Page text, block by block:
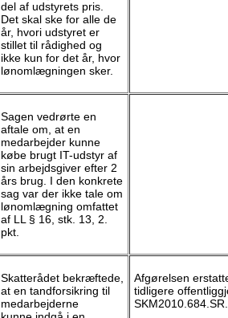
del af udstyrets pris.
Det skal ske for alle de
år, hvori udstyret er
stillet til rådighed og
ikke kun for det år, hvor
lønomlægningen sker.
Sagen vedrørte en
aftale om, at en
medarbejder kunne
købe brugt IT-udstyr af
sin arbejdsgiver efter 2
års brug. I den konkrete
sag var der ikke tale om
lønomlægning omfattet
af LL § 16, stk. 13, 2.
pkt.
Skatterådet bekræftede,
at en tandforsikring til
medarbejderne
Afgørelsen
tidligere
SKM2010.684.SR.